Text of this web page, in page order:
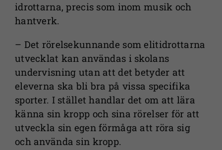
idrottarna, precis som inom musik och
hantverk.
– Det rörelsekunnande som elitidrottarna
utvecklat kan användas i skolans
undervisning utan att det betyder att
eleverna ska bli bra på vissa specifika
sporter. I stället handlar det om att lära
känna sin kropp och sina rörelser för att
utveckla sin egen förmåga att röra sig
och använda sin kropp.